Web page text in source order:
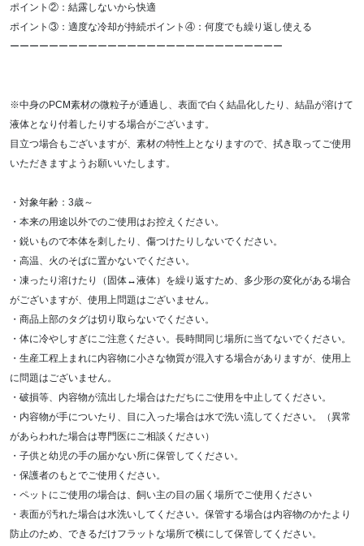
ポイント②：結露しないから快適
ポイント③：適度な冷却が持続ポイント④：何度でも繰り返し使える
ーーーーーーーーーーーーーーーーーーーーーーーーーーーー
※中身のPCM素材の微粒子が通過し、表面で白く結晶化したり、結晶が溶けて
液体となり付着したりする場合がございます。
目立つ場合もございますが、素材の特性上となりますので、拭き取ってご使用
いただきますようお願いいたします。
・対象年齢：3歳～
・本来の用途以外でのご使用はお控えください。
・鋭いもので本体を刺したり、傷つけたりしないでください。
・高温、火のそばに置かないでください。
・凍ったり溶けたり（固体↔液体）を繰り返すため、多少形の変化がある場合
がございますが、使用上問題はございません。
・商品上部のタグは切り取らないでください。
・体に冷やしすぎにご注意ください。長時間同じ場所に当てないでください。
・生産工程上まれに内容物に小さな物質が混入する場合がありますが、使用上
に問題はございません。
・破損等、内容物が流出した場合はただちにご使用を中止してください。
・内容物が手についたり、目に入った場合は水で洗い流してください。（異常
があらわれた場合は専門医にご相談ください）
・子供と幼児の手の届かない所に保管してください。
・保護者のもとでご使用ください。
・ペットにご使用の場合は、飼い主の目の届く場所でご使用ください
・表面が汚れた場合は水洗いしてください。保管する場合は内容物のかたより
防止のため、できるだけフラットな場所で横にして保管してください。